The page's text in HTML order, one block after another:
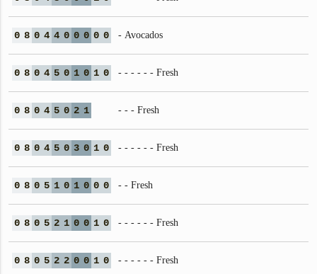
0 8 0 4 4 0 0 0 0 0 - Avocados
0 8 0 4 5 0 1 0 1 0 - - - - - - Fresh
0 8 0 4 5 0 2 1 - - - Fresh
0 8 0 4 5 0 3 0 1 0 - - - - - - Fresh
0 8 0 5 1 0 1 0 0 0 - - Fresh
0 8 0 5 2 1 0 0 1 0 - - - - - - Fresh
0 8 0 5 2 2 0 0 1 0 - - - - - - Fresh